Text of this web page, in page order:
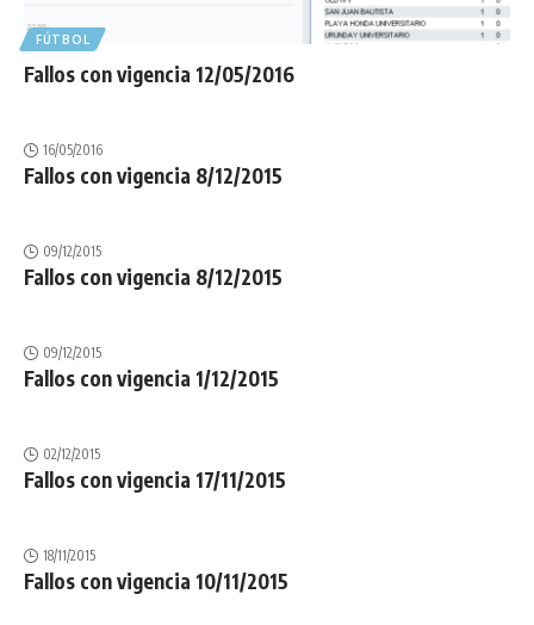
FÚTBOL
Fallos con vigencia 12/05/2016
16/05/2016
Fallos con vigencia 8/12/2015
09/12/2015
Fallos con vigencia 8/12/2015
09/12/2015
Fallos con vigencia 1/12/2015
02/12/2015
Fallos con vigencia 17/11/2015
18/11/2015
Fallos con vigencia 10/11/2015